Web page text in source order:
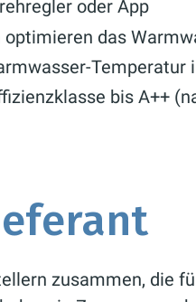
oder App
das
bis A++
zusammen, die